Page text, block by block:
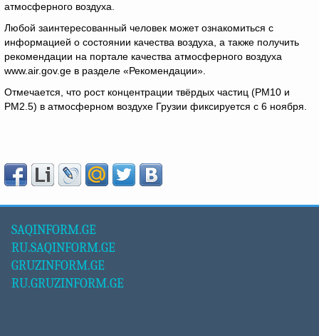
атмосферного воздуха.
Любой заинтересованный человек может ознакомиться с
информацией о состоянии качества воздуха, а также получить
рекомендации на портале качества атмосферного воздуха
www.air.gov.ge в разделе «Рекомендации».
Отмечается, что рост концентрации твёрдых частиц (PM10 и
PM2.5) в атмосферном воздухе Грузии фиксируется с 6 ноября.
SAQINFORM.GE
RU.SAQINFORM.GE
GRUZINFORM.GE
RU.GRUZINFORM.GE